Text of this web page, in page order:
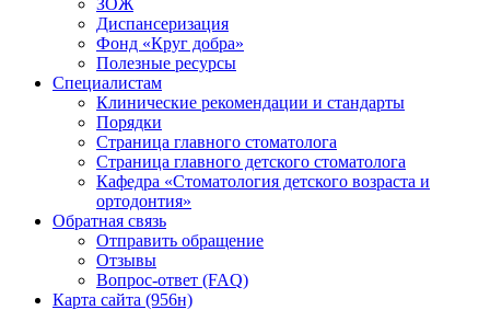
ЗОЖ
Диспансеризация
Фонд «Круг добра»
Полезные ресурсы
Специалистам
Клинические рекомендации и стандарты
Порядки
Страница главного стоматолога
Страница главного детского стоматолога
Кафедра «Стоматология детского возраста и
ортодонтия»
Обратная связь
Отправить обращение
Отзывы
Вопрос-ответ (FAQ)
Карта сайта (956н)